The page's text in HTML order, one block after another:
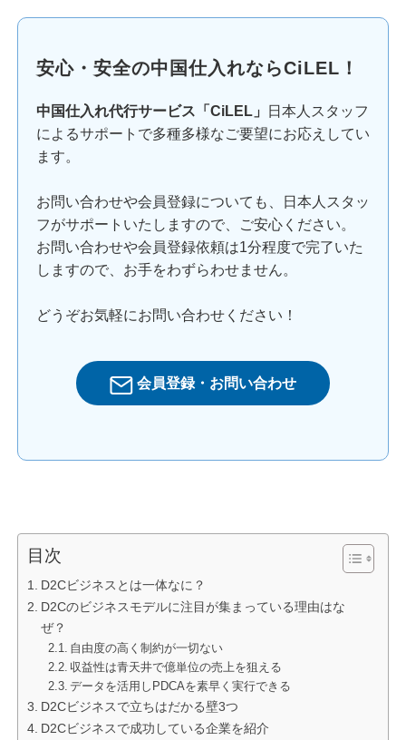
安心・安全の中国仕入れならCiLEL！
中国仕入れ代行サービス「CiLEL」
日本人スタッフ
によるサポートで多種多様なご要望にお応えしてい
ます。
お問い合わせや会員登録についても、日本人スタッ
フがサポートいたしますので、ご安心ください。
お問い合わせや会員登録依頼は1分程度で完了いた
しますので、お手をわずらわせません。
どうぞお気軽にお問い合わせください！
会員登録・お問い合わせ
目次
D2Cビジネスとは一体なに？
D2Cのビジネスモデルに注目が集まっている理由はな
ぜ？
自由度の高く制約が一切ない
収益性は青天井で億単位の売上を狙える
データを活用しPDCAを素早く実行できる
D2Cビジネスで立ちはだかる壁3つ
D2Cビジネスで成功している企業を紹介